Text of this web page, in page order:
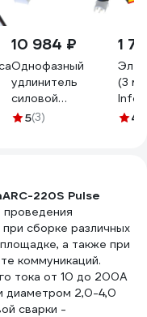
10 984 ₽
Однофазный
удлинитель
силовой
ALPENBOX32A 10
5(3)
1
(3
4.8
220S Pulse
сборке различных
а также при
коммуникаций.
тока от 10 до 200А
диаметром 2,0-4,0
сварки -